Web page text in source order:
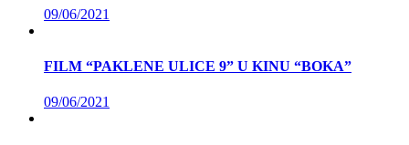
09/06/2021
FILM “PAKLENE ULICE 9” U KINU “BOKA”
09/06/2021